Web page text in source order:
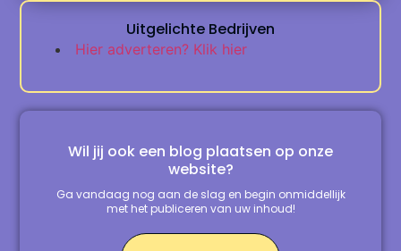
Uitgelichte Bedrijven
Hier adverteren? Klik hier
Wil jij ook een blog plaatsen op onze
website?
Ga vandaag nog aan de slag en begin onmiddellijk
met het publiceren van uw inhoud!